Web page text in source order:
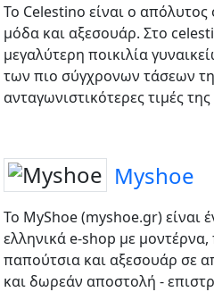
Το Celestino είναι ο απόλυτος
μόδα και αξεσουάρ. Στο
μεγαλύτερη ποικιλία
των πιο σύγχρονων τάσεων
ανταγωνιστικότερες τιμές
Myshoe
Το MyShoe (myshoe.gr) είναι
ελληνικά e-shop με
παπούτσια και αξεσουάρ σε
και δωρεάν αποστολή -